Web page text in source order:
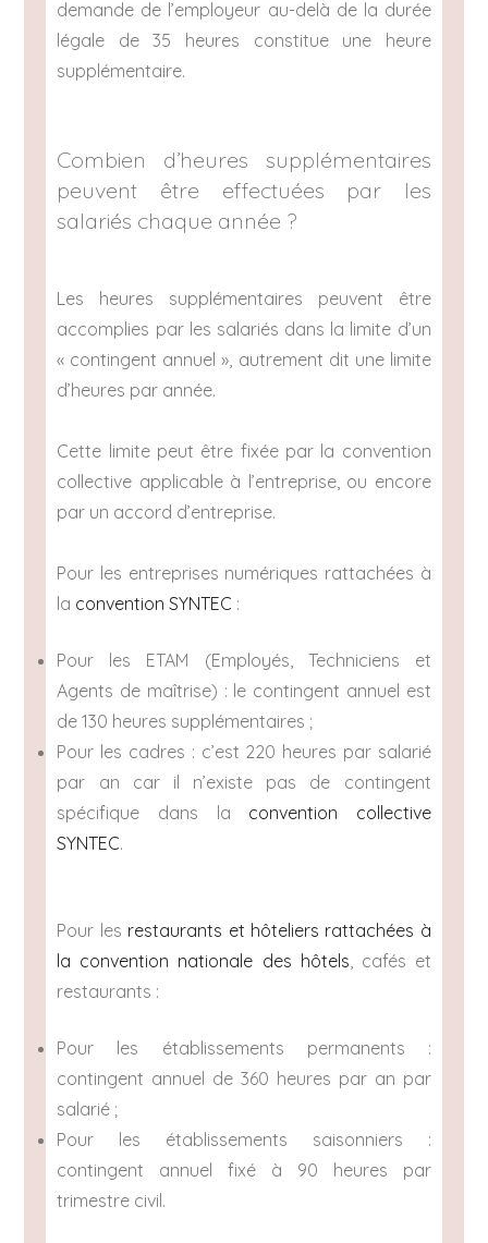
demande de l’employeur au-delà de la durée
légale de 35 heures constitue une heure
supplémentaire.
Combien d’heures supplémentaires
peuvent être effectuées par les
salariés chaque année ?
Les heures supplémentaires peuvent être
accomplies par les salariés dans la limite d’un
« contingent annuel », autrement dit une limite
d’heures par année.
Cette limite peut être fixée par la convention
collective applicable à l’entreprise, ou encore
par un accord d’entreprise.
Pour les entreprises numériques rattachées à
la convention SYNTEC :
Pour les ETAM (Employés, Techniciens et
Agents de maîtrise) : le contingent annuel est
de 130 heures supplémentaires ;
Pour les cadres : c’est 220 heures par salarié
par an car il n’existe pas de contingent
spécifique dans la convention collective
SYNTEC.
Pour les restaurants et hôteliers rattachées à
la convention nationale des hôtels, cafés et
restaurants :
Pour les établissements permanents :
contingent annuel de 360 heures par an par
salarié ;
Pour les établissements saisonniers :
contingent annuel fixé à 90 heures par
trimestre civil.